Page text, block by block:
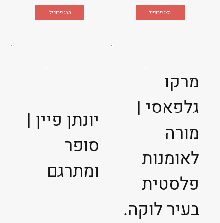
הצג פרופיל הצג פרופיל
יונתן פיין |
סופר
ומתרגם
מרקו
גלפאסי |
מורה
לאומנות
פלסטית
בעיר לוקה.